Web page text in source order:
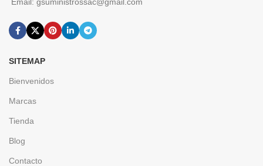
SITEMAP
Bienvenidos
Marcas
Tienda
Blog
Contacto